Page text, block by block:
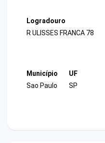
Logradouro
R ULISSES FRANCA 78
Município
Sao Paulo
UF
SP